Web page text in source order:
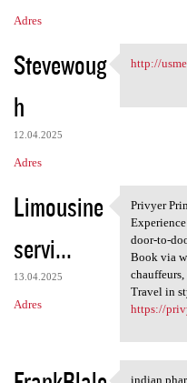
Adres
Stevewoug
h
12.04.2025
Adres
http://
http://
Limousine
servi...
13.04.2025
Adres
Privyer
Privyer
door-to-
Book via
Travel in
https://
indian